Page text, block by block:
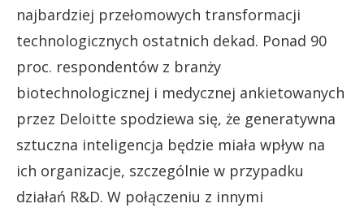
najbardziej przełomowych transformacji
technologicznych ostatnich dekad. Ponad 90
proc. respondentów z branży
biotechnologicznej i medycznej ankietowanych
przez Deloitte spodziewa się, że generatywna
sztuczna inteligencja będzie miała wpływ na
ich organizacje, szczególnie w przypadku
działań R&D. W połączeniu z innymi